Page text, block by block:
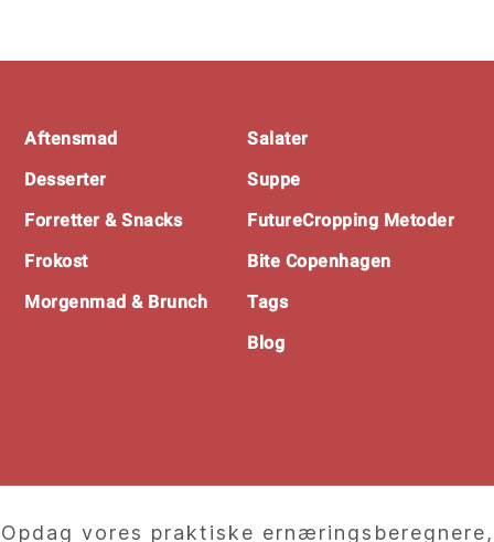
Footer
Aftensmad
Desserter
Forretter & Snacks
Frokost
Morgenmad & Brunch
Salater
Suppe
FutureCropping Metoder
Bite Copenhagen
Tags
Blog
Opdag vores praktiske ernæringsberegnere,